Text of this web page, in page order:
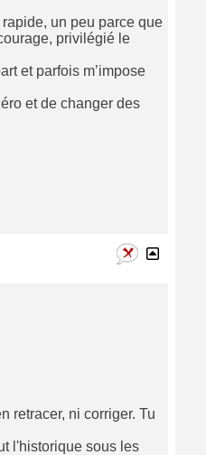
un peu parce que
privilégié le
et parfois m’impose
et de changer des
retracer, ni corriger. Tu
l'historique sous les